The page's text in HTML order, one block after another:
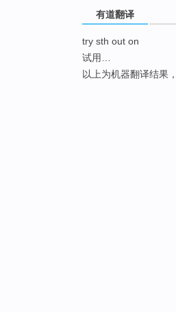
有道翻译
try sth out on
试用…
以上为机器翻译结果